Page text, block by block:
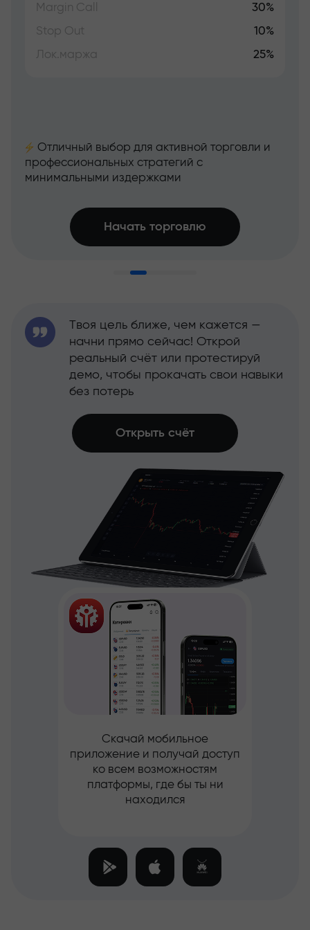
Margin Call
30%
Stop Out
10%
Лок.маржа
25%
Отличный выбор для активной торговли и
профессиональных стратегий с
минимальными издержками
Начать торговлю
Твоя цель ближе, чем кажется —
начни прямо сейчас! Открой
реальный счёт или протестируй
демо, чтобы прокачать свои навыки
без потерь
Открыть счёт
Скачай мобильное
приложение и получай доступ
ко всем возможностям
платформы, где бы ты ни
находился